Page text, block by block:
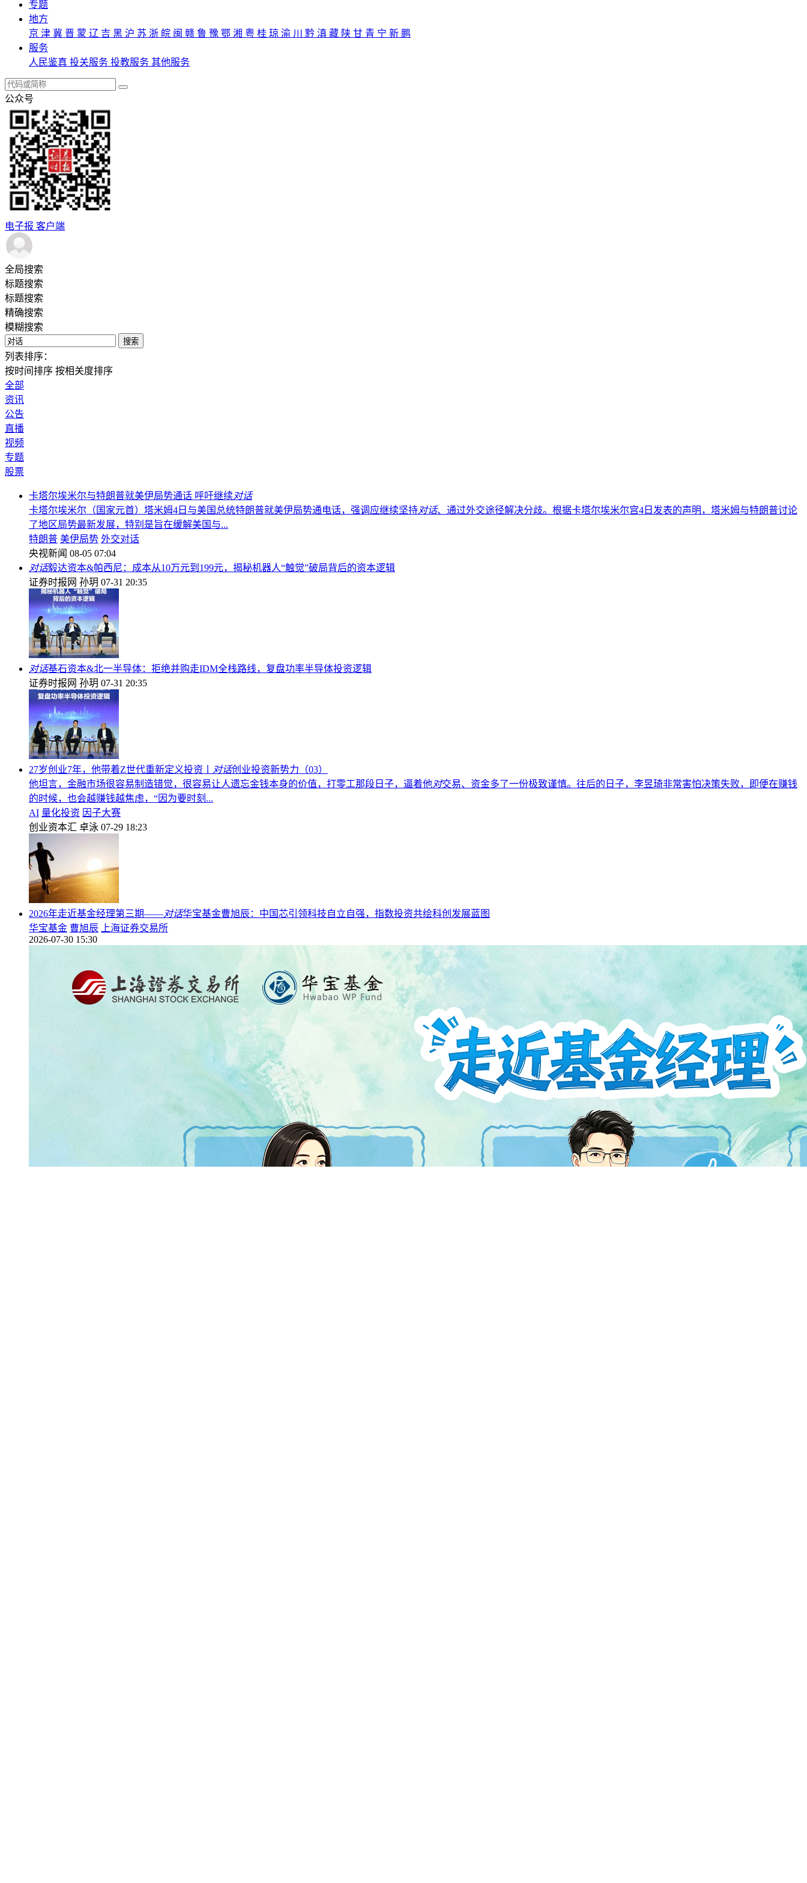
专题
地方
京 津 冀 晋 蒙 辽 吉 黑 沪 苏 浙 皖 闽 赣 鲁 豫 鄂 湘 粤 桂 琼 渝 川 黔 滇 藏 陕 甘 青 宁 新 鹏
服务
人民鉴真 投关服务 投教服务 其他服务
公众号
电子报 客户端
全局搜索
标题搜索
标题搜索
精确搜索
模糊搜索
搜索
列表排序：
按时间排序 按相关度排序
全部
资讯
公告
直播
视频
专题
股票
卡塔尔埃米尔与特朗普就美伊局势通话 呼吁继续对话
卡塔尔埃米尔（国家元首）塔米姆4日与美国总统特朗普就美伊局势通电话，强调应继续坚持对话、通过外交途径解决分歧。根据卡塔尔埃米尔宫4日发表的声明，塔米姆与特朗普讨论
了地区局势最新发展，特别是旨在缓解美国与...
特朗普 美伊局势 外交对话
央视新闻 08-05 07:04
对话毅达资本&帕西尼：成本从10万元到199元，揭秘机器人“触觉”破局背后的资本逻辑
证券时报网 孙玥 07-31 20:35
对话基石资本&北一半导体：拒绝并购走IDM全栈路线，复盘功率半导体投资逻辑
证券时报网 孙玥 07-31 20:35
27岁创业7年，他带着Z世代重新定义投资丨 对话创业投资新势力（03）
他坦言，金融市场很容易制造错觉，很容易让人遗忘金钱本身的价值，打零工那段日子，逼着他对交易、资金多了一份极致谨慎。往后的日子，李昱琦非常害怕决策失败，即便在赚钱
的时候，也会越赚钱越焦虑，“因为要时刻...
AI 量化投资 因子大赛
创业资本汇 卓泳 07-29 18:23
2026年走近基金经理第三期——对话华宝基金曹旭辰：中国芯引领科技自立自强，指数投资共绘科创发展蓝图
华宝基金 曹旭辰
上海证券交易所
2026-07-30 15:30